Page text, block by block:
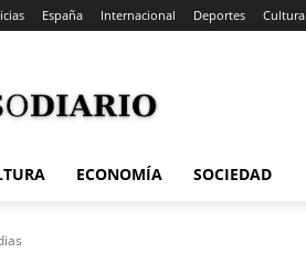
España Internacional Deportes Cultura
ECONOMÍA SOCIEDAD